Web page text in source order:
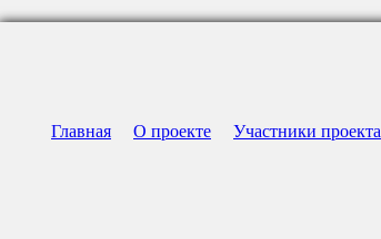
Главная О проекте Участники проекта